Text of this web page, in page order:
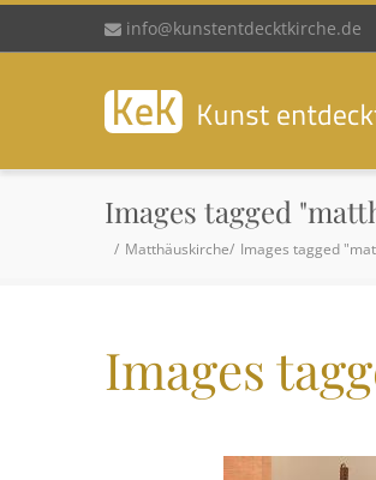
info@kunstentdecktkirche.de
Images tagged
Matthäuskirche Images tagged
Images